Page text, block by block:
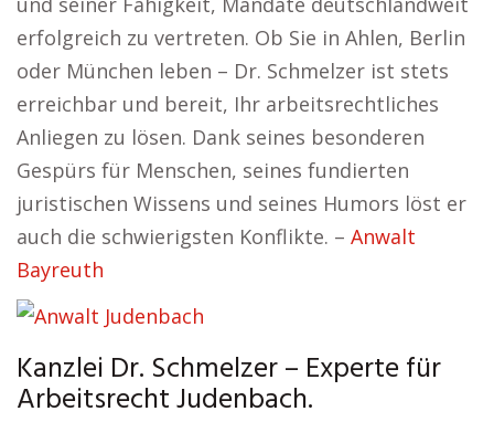
erfolgreich zu vertreten. Ob Sie in Ahlen, Berlin
oder München leben – Dr. Schmelzer ist stets
erreichbar und bereit, Ihr arbeitsrechtliches
Anliegen zu lösen. Dank seines besonderen
Gespürs für Menschen, seines fundierten
juristischen Wissens und seines Humors löst er
auch die schwierigsten Konflikte. – Anwalt
Bayreuth
Kanzlei Dr. Schmelzer – Experte für
Arbeitsrecht Judenbach.